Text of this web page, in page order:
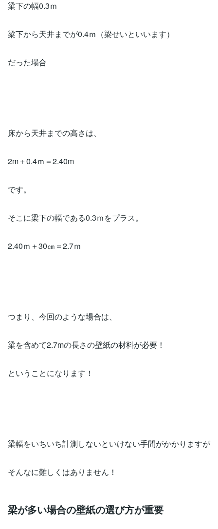
梁下の幅0.3ｍ
梁下から天井までが0.4ｍ（梁せいといいます）
だった場合
床から天井までの高さは、
2m＋0.4ｍ＝2.40m
です。
そこに梁下の幅である0.3ｍをプラス。
2.40ｍ＋30㎝＝2.7ｍ
つまり、今回のような場合は、
梁を含めて2.7mの長さの壁紙の材料が必要！
ということになります！
梁幅をいちいち計測しないといけない手間がかかりますが
そんなに難しくはありません！
梁が多い場合の壁紙の選び方が重要